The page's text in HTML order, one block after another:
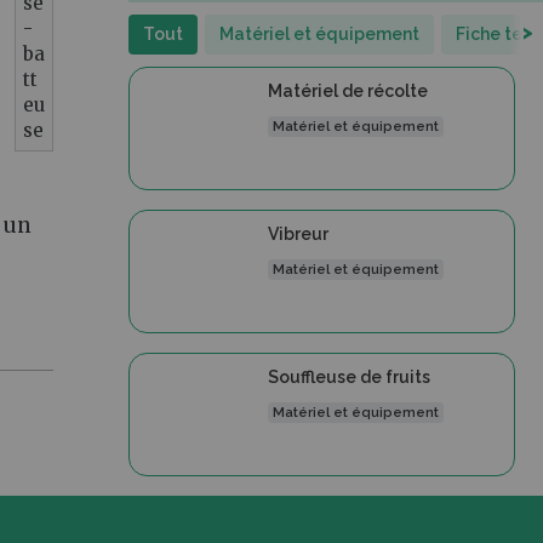
-
ba
tt
eu
se
un
Tout Matériel et équipement Fiche >
Matériel de récolte
Matériel et équipement
Vibreur
Matériel et équipement
Souffleuse de fruits
Matériel et équipement